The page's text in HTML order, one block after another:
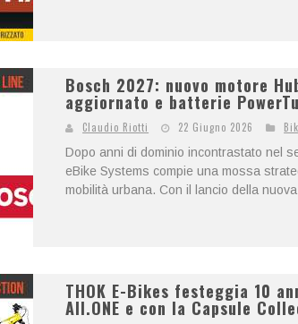
Bosch 2027: nuovo motore
aggiornato e batterie
Claudio Riotti 22 Giugno 2026
Dopo anni di dominio incontrastato nel
eBike Systems compie una mossa
mobilità urbana. Con il lancio della
THOK E-Bikes festeggia 10
All.ONE e con la Capsule